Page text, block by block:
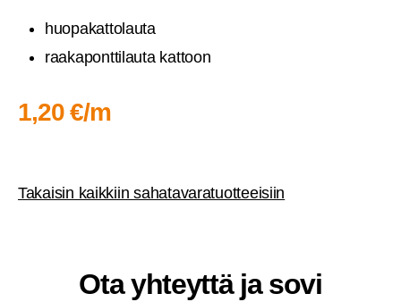
huo­pa­kat­to­lau­ta
raa­ka­pont­ti­lau­ta kattoon
1,20 €/m
Takai­sin kaik­kiin saha­ta­va­ra­tuot­tee­isiin
Ota yhteyt­tä ja sovi